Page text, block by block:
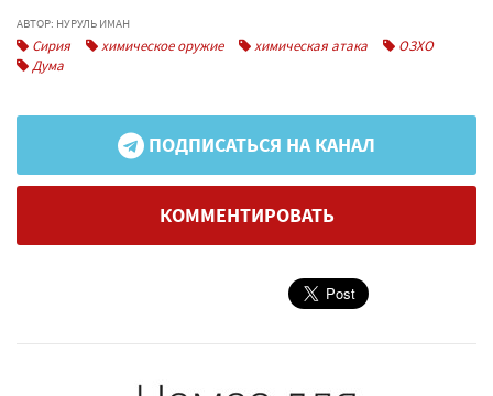
АВТОР: НУРУЛЬ ИМАН
Сирия химическое оружие химическая атака
ОЗХО
Дума
ПОДПИСАТЬСЯ НА КАНАЛ
КОММЕНТИРОВАТЬ